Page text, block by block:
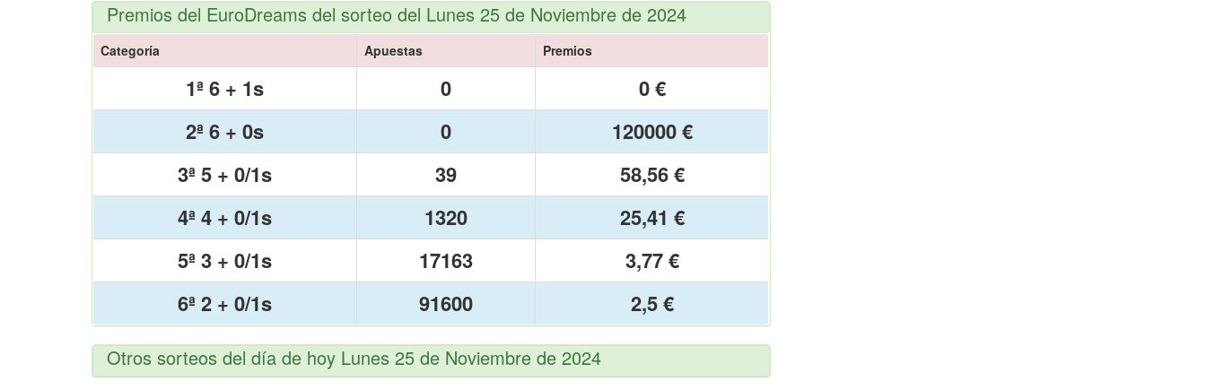
Premios del EuroDreams del sorteo del Lunes 25 de Noviembre de 2024
Categoría Apuestas Premios
1ª 6 + 1s 0
0 €
2ª 6 + 0s
0
120000 €
3ª 5 + 0/1s
39
58,56 €
4ª 4 + 0/1s
1320
25,41 €
5ª 3 + 0/1s
17163
3,77 €
6ª 2 + 0/1s
91600 2,5 €
Otros sorteos del día de hoy Lunes 25 de Noviembre de 2024